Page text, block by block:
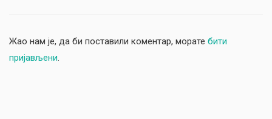
Жао нам је, да би поставили коментар, морате бити
пријављени.